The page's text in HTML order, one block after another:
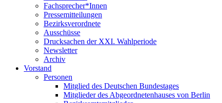
Fachsprecher*Innen
Pressemitteilungen
Bezirksverordnete
Ausschüsse
Drucksachen der XXI. Wahlperiode
Newsletter
Archiv
Vorstand
Personen
Mitglied des Deutschen Bundestages
Mitglieder des Abgeordnetenhauses von Berlin